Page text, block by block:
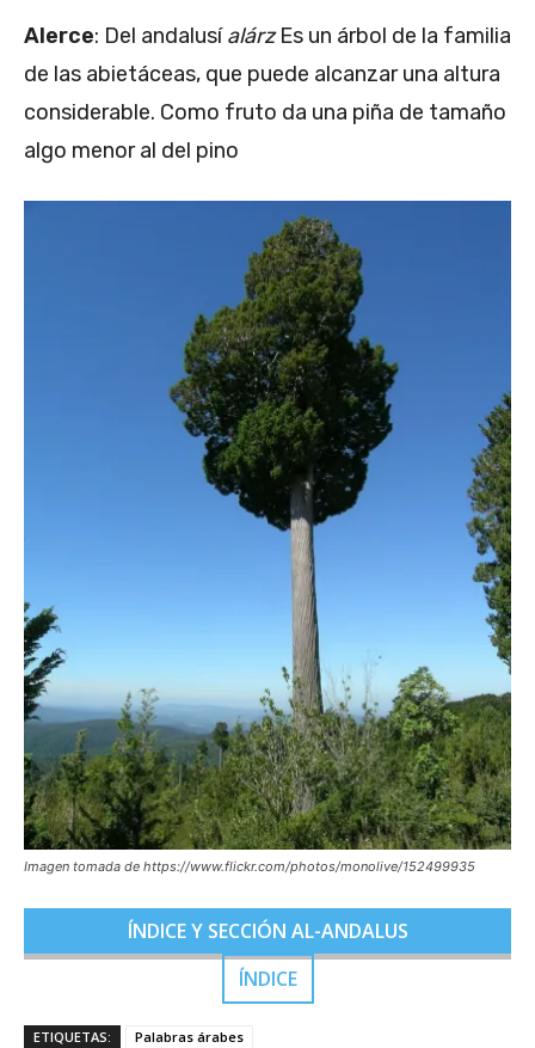
Alerce: Del andalusíalárzEs un árbol de la familia
de las abietáceas, que puede alcanzar una altura
considerable. Como fruto da una piña de tamaño
algo menor al del pino
Imagen tomada de https://www.flickr.com/photos/monolive/152499935
ÍNDICE Y SECCIÓN AL-ANDALUS
ÍNDICE
ETIQUETAS: Palabras árabes